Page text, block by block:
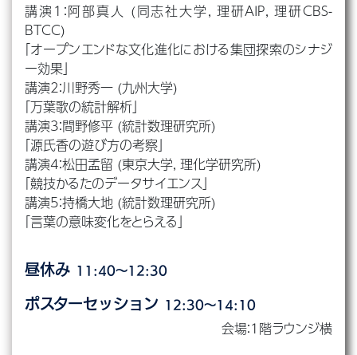
講演1：阿部真人 (同志社大学, 理研AIP, 理研CBS-
BTCC)
「オープンエンドな文化進化における集団探索のシナジ
ー効果」
講演2：川野秀一 (九州大学)
「万葉歌の統計解析」
講演3：間野修平 (統計数理研究所)
「源氏香の遊び方の考察」
講演4：松田孟留 (東京大学, 理化学研究所)
「競技かるたのデータサイエンス」
講演5：持橋大地 (統計数理研究所)
「言葉の意味変化をとらえる」
昼休み 11:40〜12:30
ポスターセッション 12:30～14:10
会場：1階ラウンジ横